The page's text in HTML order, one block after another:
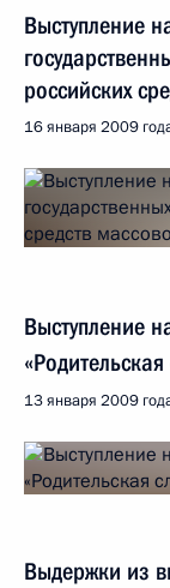
Выступление
российских
16 января 2009
Выступление
13 января 2009
Выдержки из